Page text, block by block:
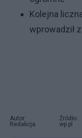
Kolejna
wprowadził
Autor:
Redakcja
Źródło:
wp.pl